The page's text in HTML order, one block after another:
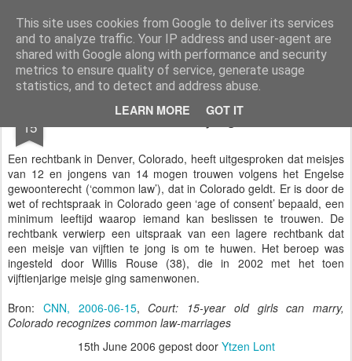
This site uses cookies from Google to deliver its services
and to analyze traffic. Your IP address and user-agent are
shared with Google along with performance and security
metrics to ensure quality of service, generate usage
statistics, and to detect and address abuse.
LEARN MORE GOT IT
Styloblog Stylo is secretariaat en tekstredactie Ytzen Lont
Pages
15 Niet te jong
Een rechtbank in Denver, Colorado, heeft uitgesproken dat meisjes
van 12 en jongens van 14 mogen trouwen volgens het Engelse
gewoonterecht (‘common law’), dat in Colorado geldt. Er is door de
wet of rechtspraak in Colorado geen ‘age of consent’ bepaald, een
minimum leeftijd waarop iemand kan beslissen te trouwen. De
rechtbank verwierp een uitspraak van een lagere rechtbank dat
een meisje van vijftien te jong is om te huwen. Het beroep was
ingesteld door Willis Rouse (38), die in 2002 met het toen
vijftienjarige meisje ging samenwonen.
Bron: CNN, 2006-06-15, Court: 15-year old girls can marry,
Colorado recognizes common law-marriages
15th June 2006 gepost door Ytzen Lont